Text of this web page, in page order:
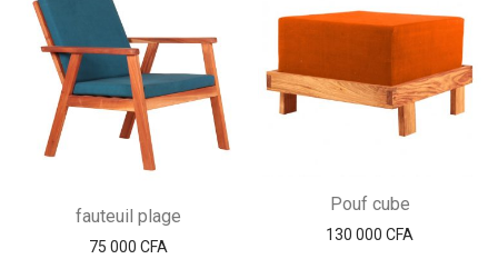
fauteuil plage
75 000 CFA
Pouf cube
130 000 CFA